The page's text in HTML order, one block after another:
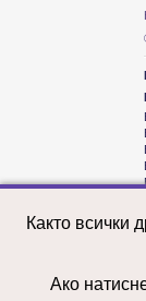
Както всички
Ако